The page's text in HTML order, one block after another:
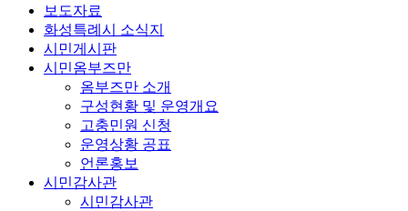
보도자료
화성특례시 소식지
시민게시판
시민옴부즈만
옴부즈만 소개
구성현황 및 운영개요
고충민원 신청
운영상황 공표
언론홍보
시민감사관
시민감사관